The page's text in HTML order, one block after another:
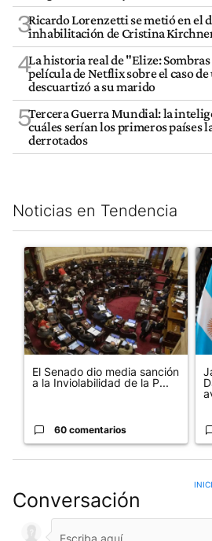
3Ricardo Lorenzetti se metió en el
inhabilitación de Cristina
4La historia real de "Elize:
película de Netflix sobre el caso de
descuartizó a su marido
5Tercera Guerra Mundial: la
cuáles serían los primeros países
derrotados
Noticias en Tendencia
Este listado muestra los artículos con
Un artículo de tendencia con el
El Senado dio media sanción
a la Inviolabilidad de la P...
60 comentarios
Conversación